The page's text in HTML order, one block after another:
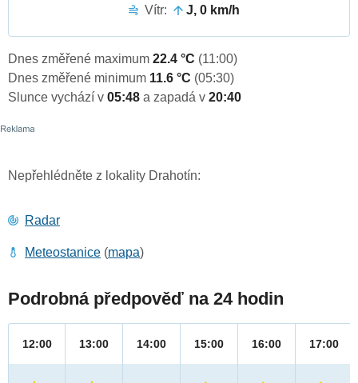
Vítr:
J, 0 km/h
Dnes změřené maximum 22.4 °C (11:00)
Dnes změřené minimum 11.6 °C (05:30)
Slunce vychází v 05:48 a zapadá v 20:40
Nepřehlédněte z lokality Drahotín:
Radar
Meteostanice (mapa)
Podrobná předpověď na 24 hodin
12:00 13:00 14:00 15:00 16:00 17:00